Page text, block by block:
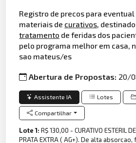
Registro de precos para
materiais de curativos,
tratamento de feridas dos
pelo programa melhor em casa,
sao mateus/es
Abertura de Propostas: 20/
Assistente IA Lotes
Compartilhar
Lote 1:R$ 130,00 - CURATIVO ESTERIL
PRATA EXTRA ( AG+). De alta